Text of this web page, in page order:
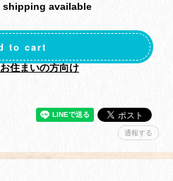
shipping available
to cart
住まいの方向け
通報する